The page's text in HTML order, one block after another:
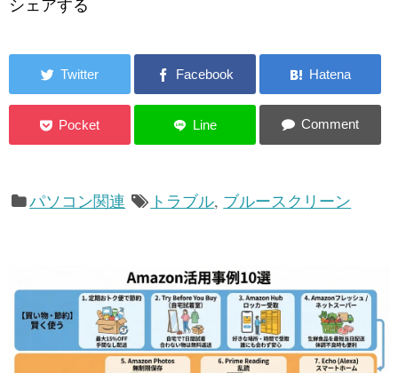
シェアする
パソコン関連 トラブル, ブルースクリーン